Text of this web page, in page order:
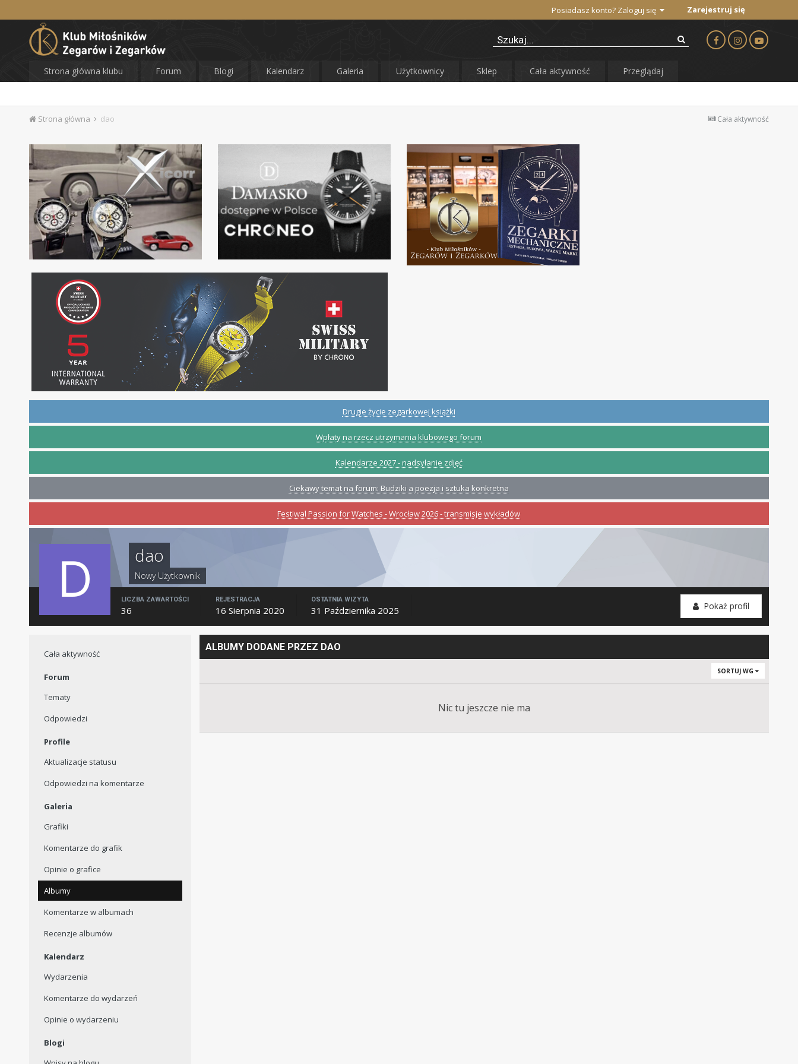
Posiadasz konto? Zaloguj się Zarejestruj się
Strona główna klubu Forum Blogi Kalendarz Galeria Użytkownicy Sklep Cała aktywność Przeglądaj
Cała aktywność
Strona główna dao
Drugie życie zegarkowej książki
Wpłaty na rzecz utrzymania klubowego forum
Kalendarze 2027 - nadsyłanie zdjęć
Ciekawy temat na forum: Budziki a poezja i sztuka konkretna
Festiwal Passion for Watches - Wrocław 2026 - transmisje wykładów
dao
Nowy Użytkownik
Pokaż profil
LICZBA ZAWARTOŚCI
36
REJESTRACJA
16 Sierpnia 2020
OSTATNIA WIZYTA
31 Października 2025
Cała aktywność
Forum
Tematy
Odpowiedzi
Profile
Aktualizacje statusu
Odpowiedzi na komentarze
Galeria
Grafiki
Komentarze do grafik
Opinie o grafice
Albumy
Komentarze w albumach
Recenzje albumów
Kalendarz
Wydarzenia
Komentarze do wydarzeń
Opinie o wydarzeniu
Blogi
ALBUMY DODANE PRZEZ DAO
SORTUJ WG
Nic tu jeszcze nie ma